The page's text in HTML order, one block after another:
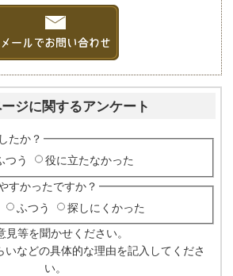
ジに関するアンケート
たか？
つう 役に立たなかった
すかったですか？
ふつう 探しにくかった
等を聞かせください。
いなどの具体的な理由を記入してくださ
い。